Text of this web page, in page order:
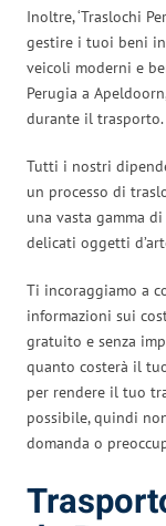
Inoltre, ‘Traslochi
gestire i tuoi beni
veicoli moderni e
Perugia a
durante il trasporto.
Tutti i nostri
un processo di
una vasta gamma
delicati oggetti
Ti incoraggiamo a
informazioni sui
gratuito e senza
quanto costerà il
per rendere il tuo
possibile, quindi
domanda o